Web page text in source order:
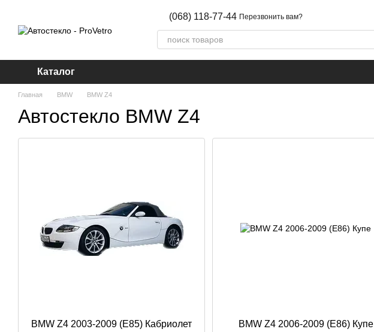
(068) 118-77-44 Перезвонить вам?
Каталог
Главная BMW BMW Z4
Автостекло BMW Z4
BMW Z4 2003-2009 (E85) Кабриолет BMW Z4 2006-2009 (E86) Купе